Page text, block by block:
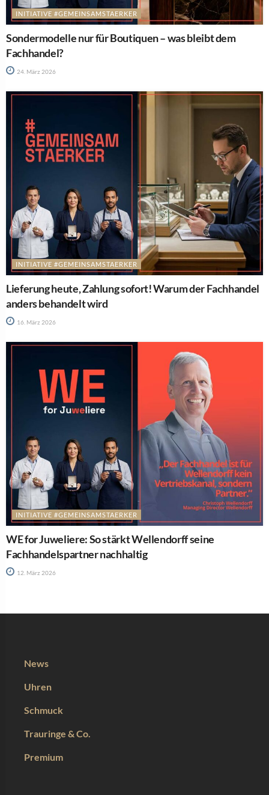
INITIATIVE #GEMEINSAMSTAERKER
Sondermodelle nur für Boutiquen – was bleibt dem
Fachhandel?
24. März 2026
INITIATIVE #GEMEINSAMSTAERKER
Lieferung heute, Zahlung sofort! Warum der Fachhandel
anders behandelt wird
16. März 2026
INITIATIVE #GEMEINSAMSTAERKER
WE for Juweliere: So stärkt Wellendorff seine
Fachhandelspartner nachhaltig
12. März 2026
News
Uhren
Schmuck
Trauringe & Co.
Premium